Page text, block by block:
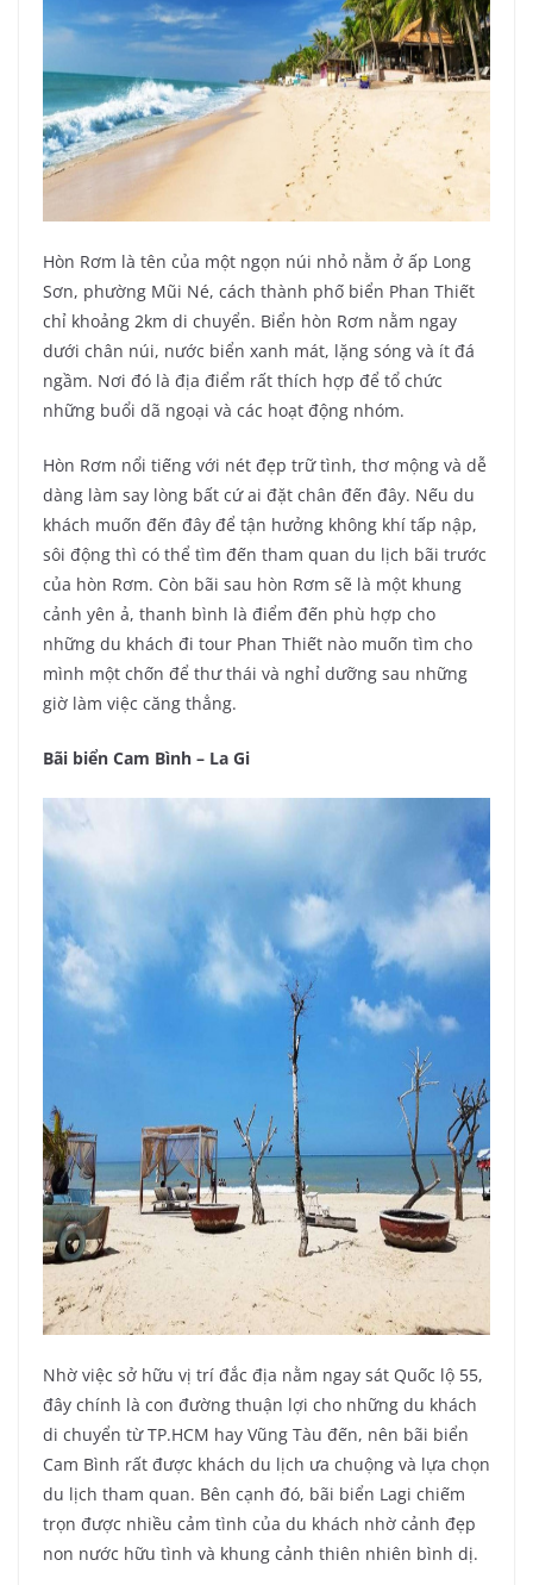
Hòn Rơm là tên của một ngọn núi nhỏ nằm ở ấp Long
Sơn, phường Mũi Né, cách thành phố biển Phan Thiết
chỉ khoảng 2km di chuyển. Biển hòn Rơm nằm ngay
dưới chân núi, nước biển xanh mát, lặng sóng và ít đá
ngầm. Nơi đó là địa điểm rất thích hợp để tổ chức
những buổi dã ngoại và các hoạt động nhóm.
Hòn Rơm nổi tiếng với nét đẹp trữ tình, thơ mộng và dễ
dàng làm say lòng bất cứ ai đặt chân đến đây. Nếu du
khách muốn đến đây để tận hưởng không khí tấp nập,
sôi động thì có thể tìm đến tham quan du lịch bãi trước
của hòn Rơm. Còn bãi sau hòn Rơm sẽ là một khung
cảnh yên ả, thanh bình là điểm đến phù hợp cho
những du khách đi tour Phan Thiết nào muốn tìm cho
mình một chốn để thư thái và nghỉ dưỡng sau những
giờ làm việc căng thẳng.
Bãi biển Cam Bình – La Gi
Nhờ việc sở hữu vị trí đắc địa nằm ngay sát Quốc lộ 55,
đây chính là con đường thuận lợi cho những du khách
di chuyển từ TP.HCM hay Vũng Tàu đến, nên bãi biển
Cam Bình rất được khách du lịch ưa chuộng và lựa chọn
du lịch tham quan. Bên cạnh đó, bãi biển Lagi chiếm
trọn được nhiều cảm tình của du khách nhờ cảnh đẹp
non nước hữu tình và khung cảnh thiên nhiên bình dị.